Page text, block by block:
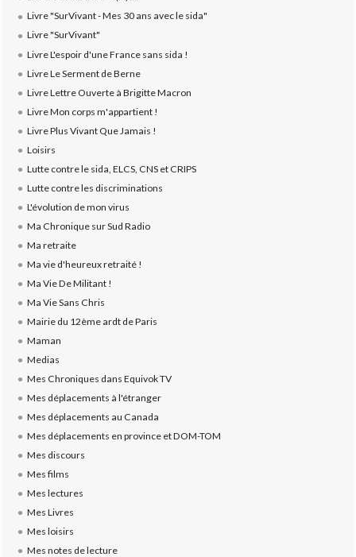
Livre "SurVivant - Mes 30 ans avec le sida"
Livre "SurVivant"
Livre L'espoir d'une France sans sida !
Livre Le Serment de Berne
Livre Lettre Ouverte à Brigitte Macron
Livre Mon corps m'appartient !
Livre Plus Vivant Que Jamais !
Loisirs
Lutte contre le sida, ELCS, CNS et CRIPS
Lutte contre les discriminations
L'évolution de mon virus
Ma Chronique sur Sud Radio
Ma retraite
Ma vie d'heureux retraité !
Ma Vie De Militant !
Ma Vie Sans Chris
Mairie du 12ème ardt de Paris
Maman
Medias
Mes Chroniques dans Equivok TV
Mes déplacements à l'étranger
Mes déplacements au Canada
Mes déplacements en province et DOM-TOM
Mes discours
Mes films
Mes lectures
Mes Livres
Mes loisirs
Mes notes de lecture